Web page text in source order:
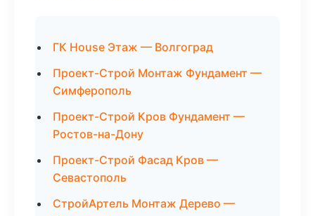
ГК House Этаж — Волгоград
Проект-Строй Монтаж Фундамент —
Симферополь
Проект-Строй Кров Фундамент —
Ростов-на-Дону
Проект-Строй Фасад Кров —
Севастополь
СтройАртель Монтаж Дерево —